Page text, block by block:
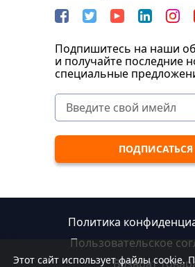
Этот сайт использует файлы cookie.
Подпишитесь на наши
и получайте последние
специальные
Политика
Пользовательское
Возврат